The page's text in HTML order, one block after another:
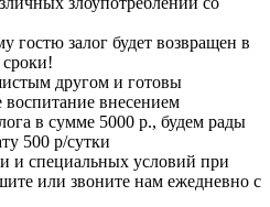
гостю залог будет возвращен в
другом и готовы
воспитание внесением
в сумме 5000 р., будем рады
500 р/сутки
и специальных условий при
или звоните нам ежедневно с